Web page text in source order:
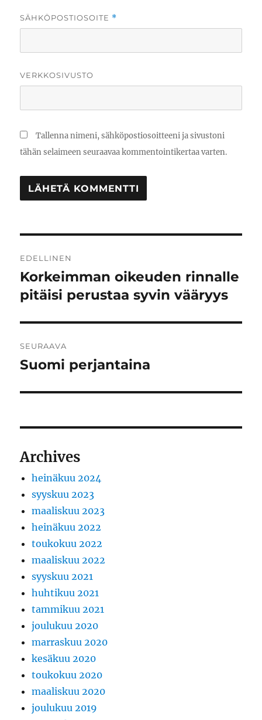
SÄHKÖPOSTIOSOITE *
VERKKOSIVUSTO
Tallenna nimeni, sähköpostiosoitteeni ja sivustoni
tähän selaimeen seuraavaa kommentointikertaa varten.
selaus
EDELLINEN
Edellinen
artikkeli:
Korkeimman oikeuden rinnalle
pitäisi perustaa syvin vääryys
SEURAAVA
Seuraava
Suomi perjantaina
Archives
heinäkuu 2024
syyskuu 2023
maaliskuu 2023
heinäkuu 2022
toukokuu 2022
maaliskuu 2022
syyskuu 2021
huhtikuu 2021
tammikuu 2021
joulukuu 2020
marraskuu 2020
kesäkuu 2020
toukokuu 2020
maaliskuu 2020
joulukuu 2019